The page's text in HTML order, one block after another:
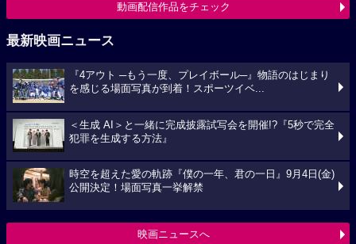
動画配信作品をチェック
最新映画ニュース
『4アウト ─もう一度、プレイボール─』物語のはじまり
を感じる場面写真が到着！スポーツイベ...
＜生成 AI＞と一緒に完成披露試写会を開催!?『5秒で完全
犯罪を生成する方法』
時空を超えた愛の軌跡『僕の一年、君の一日』9月4日(金)
公開決定！場面写真一挙解禁
映画ニュースへ